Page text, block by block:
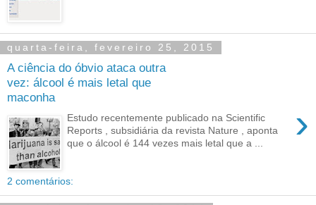
quarta-feira, fevereiro 25, 2015
A ciência do óbvio ataca outra
vez: álcool é mais letal que
maconha
›
Estudo recentemente publicado na Scientific
Reports , subsidiária da revista Nature , aponta
que o álcool é 144 vezes mais letal que a ...
2 comentários: